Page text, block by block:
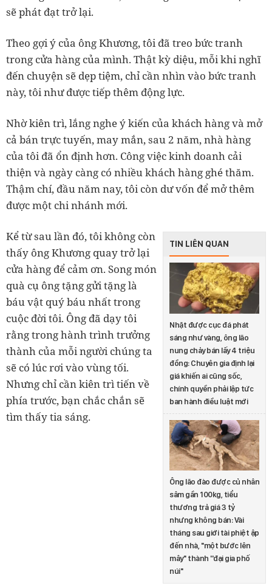
sẽ phát đạt trở lại.
Theo gợi ý của ông Khương, tôi đã treo bức tranh
trong cửa hàng của mình. Thật kỳ diệu, mỗi khi nghĩ
đến chuyện sẽ dẹp tiệm, chỉ cần nhìn vào bức tranh
này, tôi như được tiếp thêm động lực.
Nhờ kiên trì, lắng nghe ý kiến của khách hàng và mở
cả bán trực tuyến, may mắn, sau 2 năm, nhà hàng
của tôi đã ổn định hơn. Công việc kinh doanh cải
thiện và ngày càng có nhiều khách hàng ghé thăm.
Thậm chí, đầu năm nay, tôi còn dư vốn để mở thêm
được một chi nhánh mới.
TIN LIÊN QUAN
Nhặt được cục đá phát
sáng như vàng, ông lão
nung chảy bán lấy 4 triệu
đồng: Chuyên gia định lại
giá khiến ai cũng sốc,
chính quyền phải lập tức
ban hành điều luật mới
Ông lão đào được củ nhân
sâm gần 100kg, tiểu
thương trả giá 3 tỷ
nhưng không bán: Vài
tháng sau giới tài phiệt ập
đến nhà, ''một bước lên
mây'' thành ''đại gia phố
núi''
Kể từ sau lần đó, tôi không còn
thấy ông Khương quay trở lại
cửa hàng để cảm ơn. Song món
quà cụ ông tặng gửi tặng là
báu vật quý báu nhất trong
cuộc đời tôi. Ông đã dạy tôi
rằng trong hành trình trưởng
thành của mỗi người chúng ta
sẽ có lúc rơi vào vùng tối.
Nhưng chỉ cần kiên trì tiến về
phía trước, bạn chắc chắn sẽ
tìm thấy tia sáng.